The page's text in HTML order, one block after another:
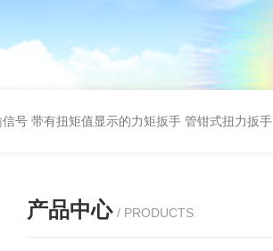
信号 带有扭矩值显示的力矩扳手 管钳式扭力扳手
产品中心 / PRODUCTS